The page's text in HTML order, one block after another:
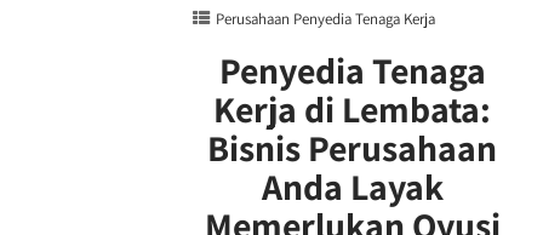
Perusahaan Penyedia Tenaga Kerja
Penyedia Tenaga
Kerja di Lembata:
Bisnis Perusahaan
Anda Layak
Memerlukan Qyusi